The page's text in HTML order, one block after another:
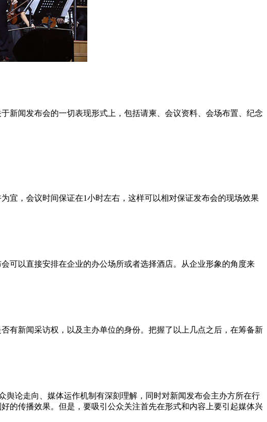
新闻发布会的一切表现形式上，包括请柬、会议资料、会场布置、纪念
宜，会议时间保证在1小时左右，这样可以相对保证发布会的现场效果
可以直接安排在企业的办公场所或者选择酒店。从企业形象的角度来
有新闻采访权，以及主办单位的身份。把握了以上几点之后，在筹备新
论走向、媒体运作机制有深刻理解，同时对新闻发布会主办方所在行
的传播效果。但是，要吸引公众关注首先在形式和内容上要引起媒体兴